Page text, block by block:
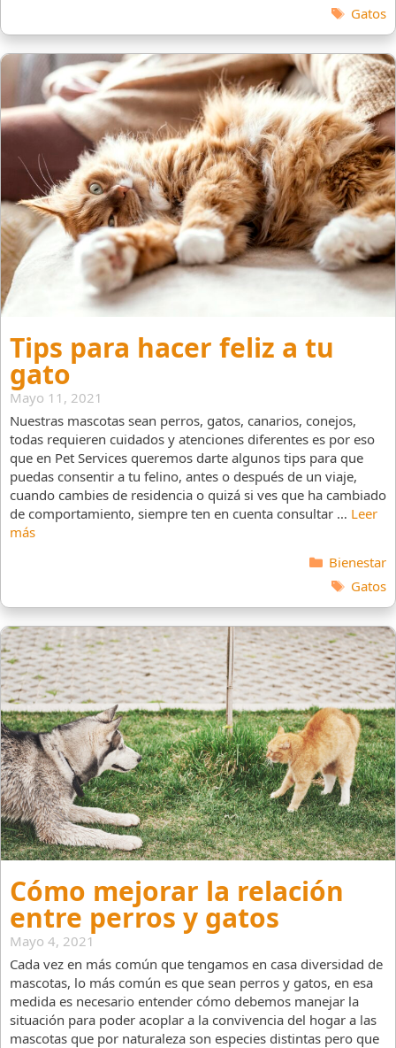
Gatos
Tips para hacer feliz a tu
gato
Mayo 11, 2021
Nuestras mascotas sean perros, gatos, canarios, conejos,
todas requieren cuidados y atenciones diferentes es por eso
que en Pet Services queremos darte algunos tips para que
puedas consentir a tu felino, antes o después de un viaje,
cuando cambies de residencia o quizá si ves que ha cambiado
de comportamiento, siempre ten en cuenta consultar … Leer
más
Categorías
Bienestar
Gatos
Cómo mejorar la relación
entre perros y gatos
Mayo 4, 2021
Cada vez en más común que tengamos en casa diversidad de
mascotas, lo más común es que sean perros y gatos, en esa
medida es necesario entender cómo debemos manejar la
situación para poder acoplar a la convivencia del hogar a las
mascotas que por naturaleza son especies distintas pero que